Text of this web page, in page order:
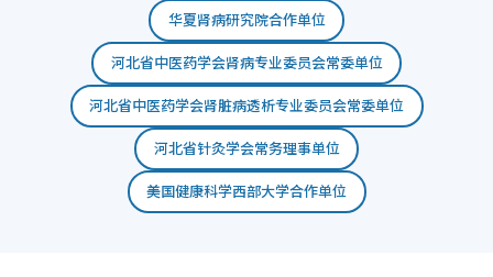
华夏肾病研究院合作单位
河北省中医药学会肾病专业委员会常委单位
河北省中医药学会肾脏病透析专业委员会常委单位
河北省针灸学会常务理事单位
美国健康科学西部大学合作单位